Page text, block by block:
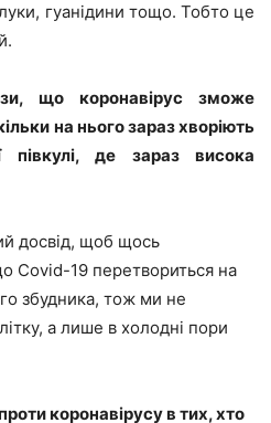
гуанідини тощо. Тобто це
що коронавірус зможе
на нього зараз хворіють
півкулі, де зараз висока
досвід, щоб щось
Covid-19 перетвориться на
збудника, тож ми не
а лише в холодні пори
коронавірусу в тих, хто